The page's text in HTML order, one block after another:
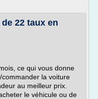
22 taux en
ce qui vous donne
la voiture
au meilleur prix.
le véhicule ou de